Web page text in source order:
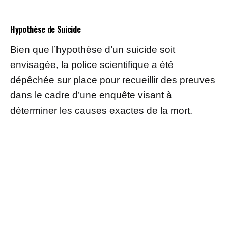
Hypothèse de Suicide
Bien que l’hypothèse d’un suicide soit
envisagée, la police scientifique a été
dépêchée sur place pour recueillir des preuves
dans le cadre d’une enquête visant à
déterminer les causes exactes de la mort.